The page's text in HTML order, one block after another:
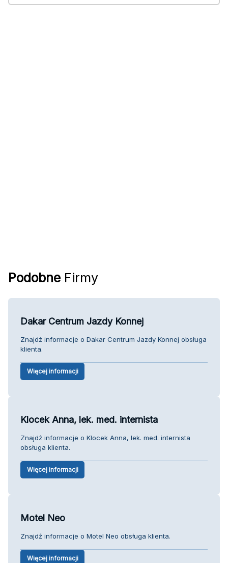
Podobne Firmy
Dakar Centrum Jazdy Konnej
Znajdź informacje o Dakar Centrum Jazdy Konnej obsługa
klienta.
Więcej informacji
Klocek Anna, lek. med. internista
Znajdź informacje o Klocek Anna, lek. med. internista
obsługa klienta.
Więcej informacji
Motel Neo
Znajdź informacje o Motel Neo obsługa klienta.
Więcej informacji